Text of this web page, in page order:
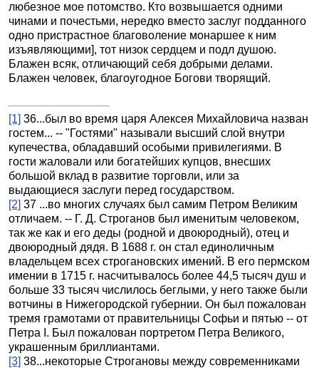
любезное мое потомство. Кто возвышается одними
чинами и почестьми, нередко вместо заслуг подданного
одно пристрастное благоволение монаршее к ним
изъявляющими], тот низок сердцем и подл душою.
Блажен всяк, отличающий себя добрыми делами.
Блажен человек, благоугодное Богови творящий.
[1] 36...был во время царя Алексея Михайловича назван
гостем... -- "Гостями" называли высший слой внутри
купечества, обладавший особыми привилегиями. В
гости жаловали или богатейших купцов, внесших
большой вклад в развитие торговли, или за
выдающиеся заслуги перед государством.
[2] 37 ...во многих случаях был самим Петром Великим
отличаем. -- Г. Д. Строганов был именитым человеком,
так же как и его деды (родной и двоюродный), отец и
двоюродный дядя. В 1688 г. он стал единоличным
владельцем всех строгановских имений. В его пермском
имении в 1715 г. насчитывалось более 44,5 тысяч душ и
больше 33 тысяч числилось беглыми, у него также были
вотчины в Нижегородской губернии. Он был пожалован
тремя грамотами от правительницы Софьи и пятью -- от
Петра I. Был пожалован портретом Петра Великого,
украшенным бриллиантами.
[3] 38...некоторые Строгановы между современниками